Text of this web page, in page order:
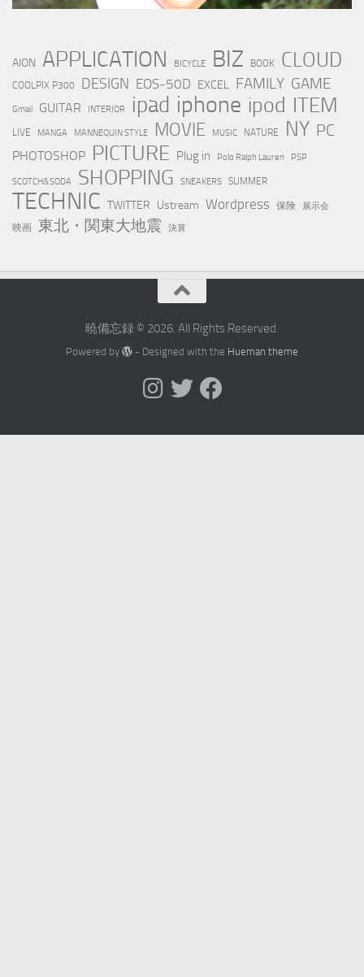
AION APPLICATION BICYCLE BIZ BOOK CLOUD
COOLPIX P300 DESIGN EOS-50D EXCEL FAMILY GAME
Gmail GUITAR INTERIOR ipad iphone ipod ITEM
LIVE MANGA MANNEQUIN STYLE MOVIE MUSIC NATURE NY PC
PHOTOSHOP PICTURE Plug in Polo Ralph Lauren PSP
SCOTCH&SODA SHOPPING SNEAKERS SUMMER
TECHNIC TWITTER Ustream Wordpress 保険 展示会
映画 東北・関東大地震 決算
暁備忘録 © 2026. All Rights Reserved.
Powered by - Designed with the Hueman theme